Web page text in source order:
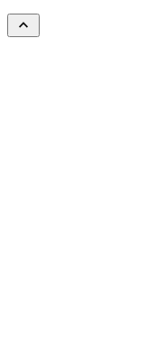
keyboard_arrow_up